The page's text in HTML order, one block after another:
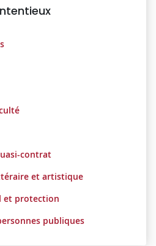
contrat
et artistique
et protection
publiques